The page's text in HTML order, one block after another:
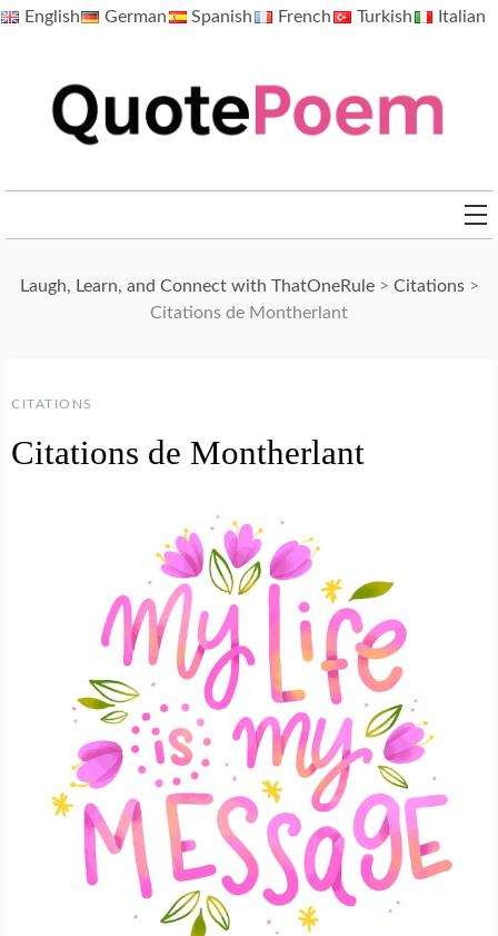
SkipEnglish German Spanish French Turkish Italian
Laugh, Learn, and Connect with ThatOneRule> Citations>
Citations de Montherlant
CITATIONS
Citations de Montherlant